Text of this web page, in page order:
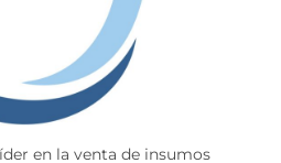
en la venta de insumos